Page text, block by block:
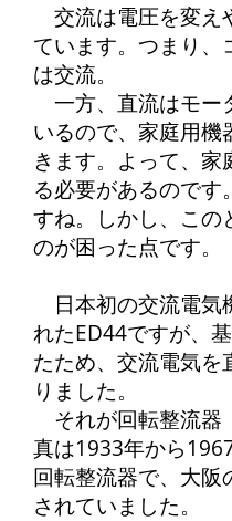
交流は電圧を変え
ています。つまり、
は交流。
一方、直流はモー
いるので、家庭用機
きます。よって、家
る必要があるのです
すね。しかし、この
のが困った点です。
日本初の交流電気
れたED44ですが、
たため、交流電気を
りました。
それが回転整流器
真は1933年から
回転整流器で、大
されていました。